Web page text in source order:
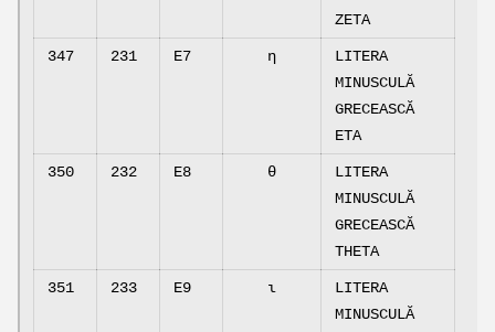
ZETA
347 231 E7 η
LITERA
MINUSCULĂ
GRECEASCĂ
ETA
350 232 E8 θ
LITERA
MINUSCULĂ
GRECEASCĂ
THETA
351 233 E9 ι
LITERA
MINUSCULĂ